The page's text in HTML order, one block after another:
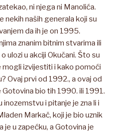
ni njega ni Manolića.
nekih naših generala koji su
da ih je on 1995.
znanim bitnim stvarima ili
ulozi u akciji Okučani. Što su
izvijestiti i kako pomoći
Ovaj prvi od 1992., a ovaj od
bio tih 1990. ili 1991.
inozemstvu i pitanje je zna li i
Markač, koji je bio uznik
je u zapećku, a Gotovina je